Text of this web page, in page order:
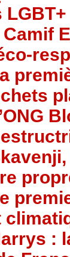
Camif
: